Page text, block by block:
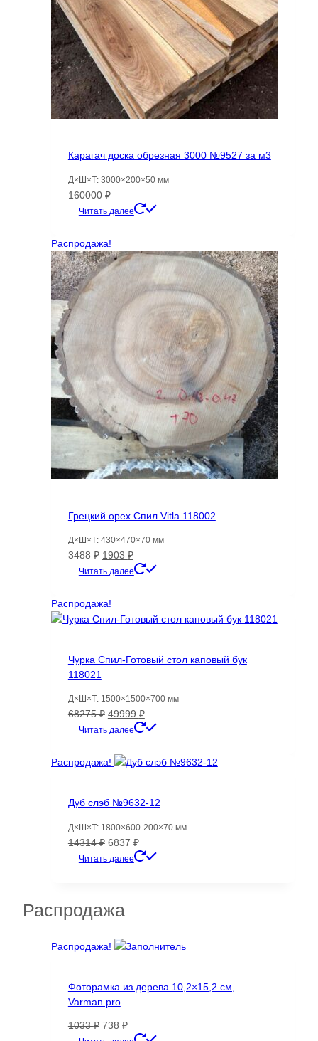
Карагач доска обрезная 3000 №9527 за м3
Д×Ш×Т: 3000×200×50 мм
160000 ₽
Читать далее
Распродажа!
Грецкий орех Спил Vitla 118002
Д×Ш×Т: 430×470×70 мм
3488₽ Первоначальная
цена
3488 ₽.
1903 ₽Текущая
цена:
Читать далее
Распродажа!
Чурка Спил-Готовый стол каповый бук
118021
Д×Ш×Т: 1500×1500×700 мм
68275₽ Первоначальная
цена
68275 ₽.
49999 ₽Текущая
цена:
Читать далее
Распродажа!
Дуб слэб №9632-12
Д×Ш×Т: 1800×600-200×70 мм
14314₽ Первоначальная
цена
6837 ₽Текущая
цена:
Читать далее
Распродажа
Распродажа!
Фоторамка из дерева 10,2×15,2 см,
Varman.pro
1033₽ Первоначальная
738 ₽Текущая